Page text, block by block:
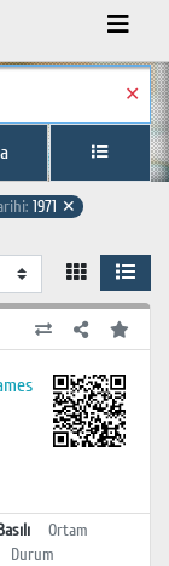
✕
1971 ✕
Ortam
Durum